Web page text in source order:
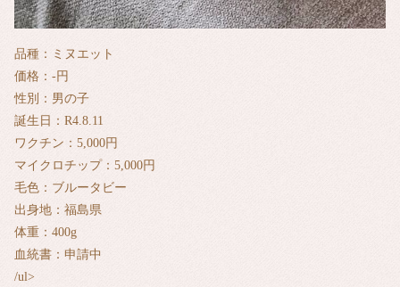
品種：ミヌエット
価格：‐円
性別：男の子
誕生日：R4.8.11
ワクチン：5,000円
マイクロチップ：5,000円
毛色：ブルータビー
出身地：福島県
体重：400g
血統書：申請中
/ul>